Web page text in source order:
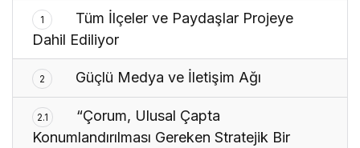
1
Tüm İlçeler ve Paydaşlar Projeye
Dahil Ediliyor
2 Güçlü Medya ve İletişim Ağı
2.1
“Çorum, Ulusal Çapta
Konumlandırılması Gereken Stratejik Bir